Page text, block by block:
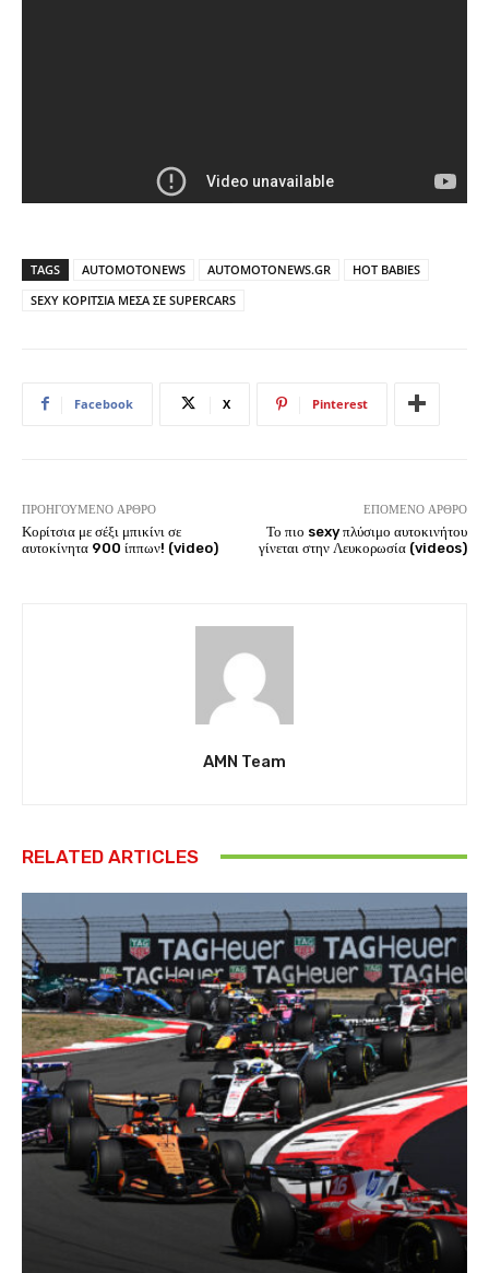
TAGS AUTOMOTONEWS AUTOMOTONEWS.GR
HOT BABIES
SEXY ΚΟΡΙΤΣΙΑ ΜΕΣΑ ΣΕ SUPERCARS
Facebook X Pinterest
ΠΡΟΗΓΟΎΜΕΝΟ ΆΡΘΡΟ
Κορίτσια με σέξι μπικίνι σε
αυτοκίνητα 900 ίππων! (video)
ΕΠΌΜΕΝΟ ΆΡΘΡΟ
Το πιο sexy πλύσιμο αυτοκινήτου
γίνεται στην Λευκορωσία (videos)
AMN Team
RELATED ARTICLES